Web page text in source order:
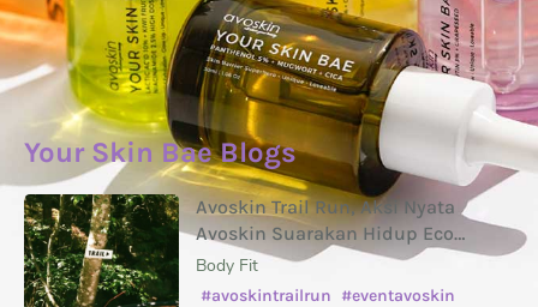
Your Skin Bae Blogs
Avoskin Trail Run, Aksi Nyata
Avoskin Suarakan Hidup Eco
Conscious
Body Fit
#avoskintrailrun #eventavoskin